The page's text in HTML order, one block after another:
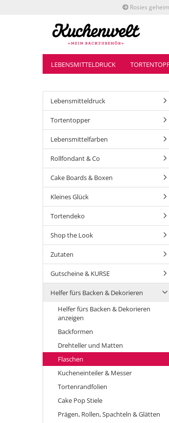
Rosies
LEBENSMITTELDRUCK
Lebensmitteldruck
Tortentopper
Lebensmittelfarben
Rollfondant & Co
Cake Boards & Boxen
Kleines Glück
Tortendeko
Shop the Look
Zutaten
Gutscheine & KURSE
Helfer fürs Backen & Dekorieren
Helfer fürs Backen & Dekorieren
anzeigen
Backformen
Drehteller und Matten
Flaschen
Kucheneinteiler & Messer
Tortenrandfolien
Cake Pop Stiele
Prägen, Rollen, Spachteln & Glätten